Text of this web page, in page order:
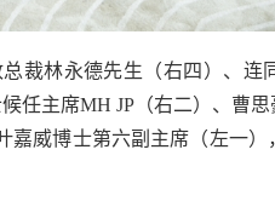
裁林永德先生（右四）、连
任主席MH JP（右二）、曹
威博士第六副主席（左一